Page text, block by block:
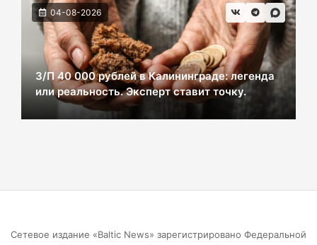
ВСУ хотели взорвать газовый терминал в
Калининграде
07-08-2026
В Калининграде из-за ямочного ремонта на К.
Маркса гибнут липы
подталкивает к депрессии
04-08-2026
З/П 40 000 рублей в Калининграде: легенда
или реальность. Эксперт ставит точку.
Сетевое издание «Baltic News» зарегистрировано Федеральной